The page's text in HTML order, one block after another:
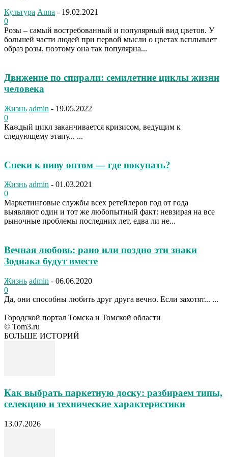
Культура Anna - 19.02.2021
0
Розы – самый востребованный и популярный вид цветов. У
большей части людей при первой мысли о цветах всплывает
образ розы, поэтому она так популярна...
Движение по спирали: семилетние циклы жизни
человека
Жизнь admin - 19.05.2022
0
Каждый цикл заканчивается кризисом, ведущим к
следующему этапу... ...
Снеки к пиву оптом — где покупать?
Жизнь admin - 01.03.2021
0
Маркетинговые службы всех ретейлеров год от года
выявляют один и тот же любопытный факт: невзирая на все
рыночные проблемы последних лет, едва ли не...
Вечная любовь: рано или поздно эти знаки
Зодиака будут вместе
Жизнь admin - 06.06.2020
0
Да, они способны любить друг друга вечно. Если захотят... ...
Городской портал Томска и Томской области
© Tom3.ru
БОЛЬШЕ ИСТОРИЙ
Как выбрать паркетную доску: разбираем типы,
селекцию и технические характеристики
13.07.2026